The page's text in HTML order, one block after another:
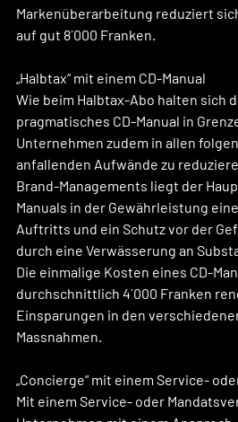
Markenüberarbeitung reduziert
auf gut 8´000 Franken.
„Halbtax“ mit einem CD-Manual
Wie beim Halbtax-Abo halten sich
pragmatisches CD-Manual in
Unternehmen zudem in allen
anfallenden Aufwände zu
Brand-Managements liegt der
Manuals in der Gewährleistung
Auftritts und ein Schutz vor der
durch eine Verwässerung an
Die einmalige Kosten eines CD-
durchschnittlich 4´000 Franken
Einsparungen in den
Massnahmen.
„Concierge“ mit einem Service-
Mit einem Service- oder